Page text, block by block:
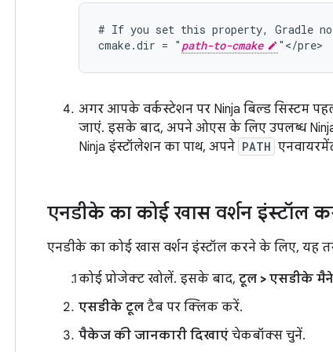
# If you set this property, Gradle no
cmake.dir = " path-to-cmake
अगर आपके वर्कस्टेशन पर Ninja बिल्ड सिस्टम
जाएं. इसके बाद, अपने ओएस के लिए उपलब्ध
Ninja इंस्टॉलेशन का पाथ, अपने PATH
एनडीके का कोई खास वर्शन इंस्टॉल
एनडीके का कोई खास वर्शन इंस्टॉल करने के लिए, यह
कोई प्रोजेक्ट खोलें. इसके बाद, टूल > एसडीके
एसडीके टूल टैब पर क्लिक करें.
पैकेज की जानकारी दिखाएं चेकबॉक्स चुनें.